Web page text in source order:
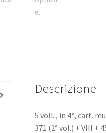
Descrizione
5 voll. , in 4°, cart.
371 (2° vol.) + VIII +